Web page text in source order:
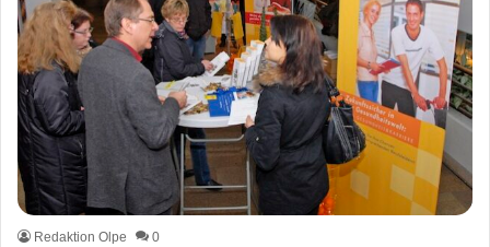
Redaktion Olpe 0